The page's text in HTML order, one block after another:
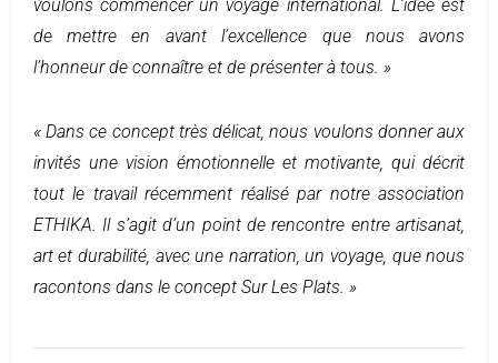
voulons commencer un voyage international. L’idée est
de mettre en avant l’excellence que nous avons
l’honneur de connaître et de présenter à tous. »
« Dans ce concept très délicat, nous voulons donner aux
invités une vision émotionnelle et motivante, qui décrit
tout le travail récemment réalisé par notre association
ETHIKA. Il s’agit d’un point de rencontre entre artisanat,
art et durabilité, avec une narration, un voyage, que nous
racontons dans le concept Sur Les Plats. »